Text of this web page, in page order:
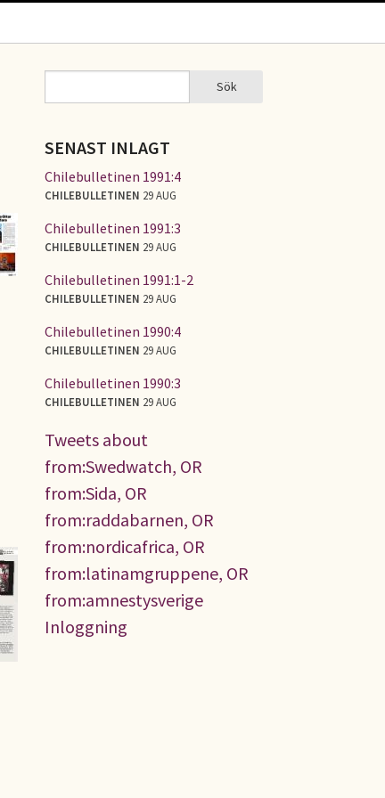
SÖKFORMULÄR Sök
SENAST INLAGT
Chilebulletinen 1991:4
CHILEBULLETINEN 29 AUG
Chilebulletinen 1991:3
CHILEBULLETINEN 29 AUG
Chilebulletinen 1991:1-2
CHILEBULLETINEN 29 AUG
Chilebulletinen 1990:4
CHILEBULLETINEN 29 AUG
Chilebulletinen 1990:3
CHILEBULLETINEN 29 AUG
Tweets about
from:Swedwatch, OR
from:Sida, OR
from:raddabarnen, OR
from:nordicafrica, OR
from:latinamgruppene, OR
from:amnestysverige
Inloggning